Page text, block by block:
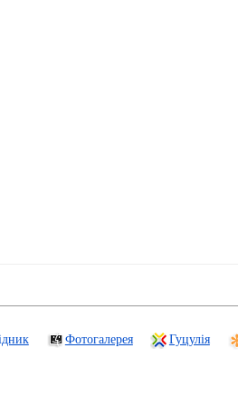
Фотогалерея Гуцулія